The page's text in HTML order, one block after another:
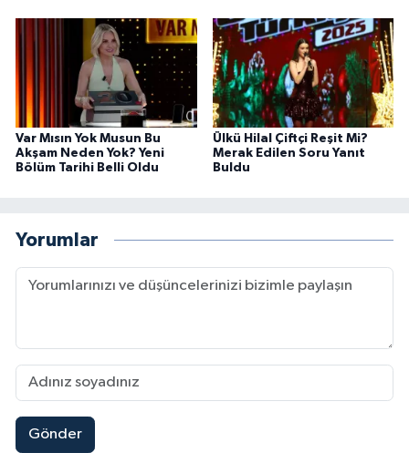
Var Mısın Yok Musun Bu
Akşam Neden Yok? Yeni
Bölüm Tarihi Belli Oldu
Ülkü Hilal Çiftçi Reşit Mi?
Merak Edilen Soru Yanıt
Buldu
Yorumlar
Gönder